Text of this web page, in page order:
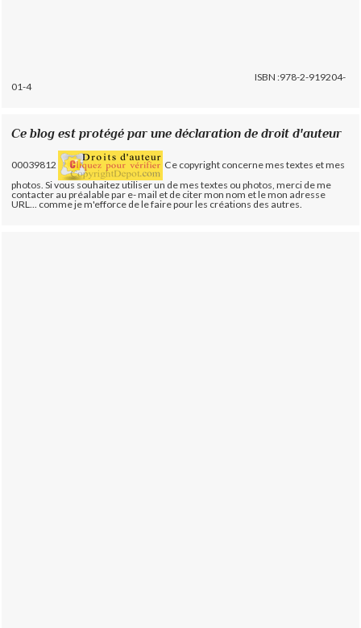
ISBN :978-2-919204-
01-4
Ce blog est protégé par une déclaration de droit d'auteur
00039812
Ce copyright concerne mes textes et mes
photos. Si vous souhaitez utiliser un de mes textes ou photos, merci de me
contacter au préalable par e- mail et de citer mon nom et le mon adresse
URL... comme je m'efforce de le faire pour les créations des autres.